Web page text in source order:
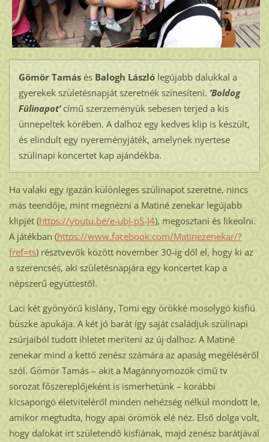
Gömör Tamásés Balogh Lászlólegújabb dalukkal a
gyerekek születésnapját szeretnék színesíteni. ’Boldog
Fülinapot’című szerzeményük sebesen terjed a kis
ünnepeltek körében. A dalhoz egy kedves klip is készült,
és elindult egy nyereményjáték, amelynek nyertese
szülinapi koncertet kap ajándékba.
Ha valaki egy igazán különleges szülinapot szeretne, nincs
más teendője, mint megnézni a Matiné zenekar legújabb
klipjét (https://youtu.be/e-ubJ-pS-J4), megosztani és likeolni.
A játékban (https://www.facebook.com/Matinezenekar/?
fref=ts) résztvevők között november 30-ig dől el, hogy ki az
a szerencsés, aki születésnapjára egy koncertet kap a
népszerű együttestől.
Laci két gyönyörű kislány, Tomi egy örökké mosolygó kisfiú
büszke apukája. A két jó barát így saját családjuk szülinapi
zsúrjaiból tudott ihletet meríteni az új dalhoz. A Matiné
zenekar mind a kettő zenész számára az apaság megéléséről
szól. Gömör Tamás – akit a Magánnyomozók című tv
sorozat főszereplőjeként is ismerhetünk – korábbi
kicsapongó életviteléről minden nehézség nélkül mondott le,
amikor megtudta, hogy apai örömök elé néz. Első dolga volt,
hogy dalokat írt születendő kisfiának, majd zenész barátjával